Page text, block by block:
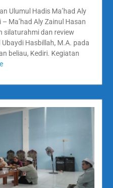
Ulumul Hadis Ma’had Aly
Ma’had Aly Zainul Hasan
silaturahmi dan review
Hasbillah, M.A. pada
beliau, Kediri. Kegiatan